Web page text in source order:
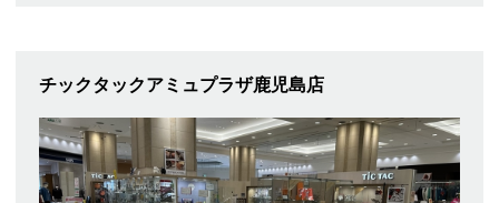
チックタックアミュプラザ鹿児島店